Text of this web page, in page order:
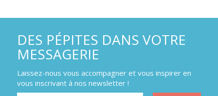
DES PÉPITES DANS VOTRE
MESSAGERIE
Laissez-nous vous accompagner et vous inspirer en
vous inscrivant à nos newsletter !